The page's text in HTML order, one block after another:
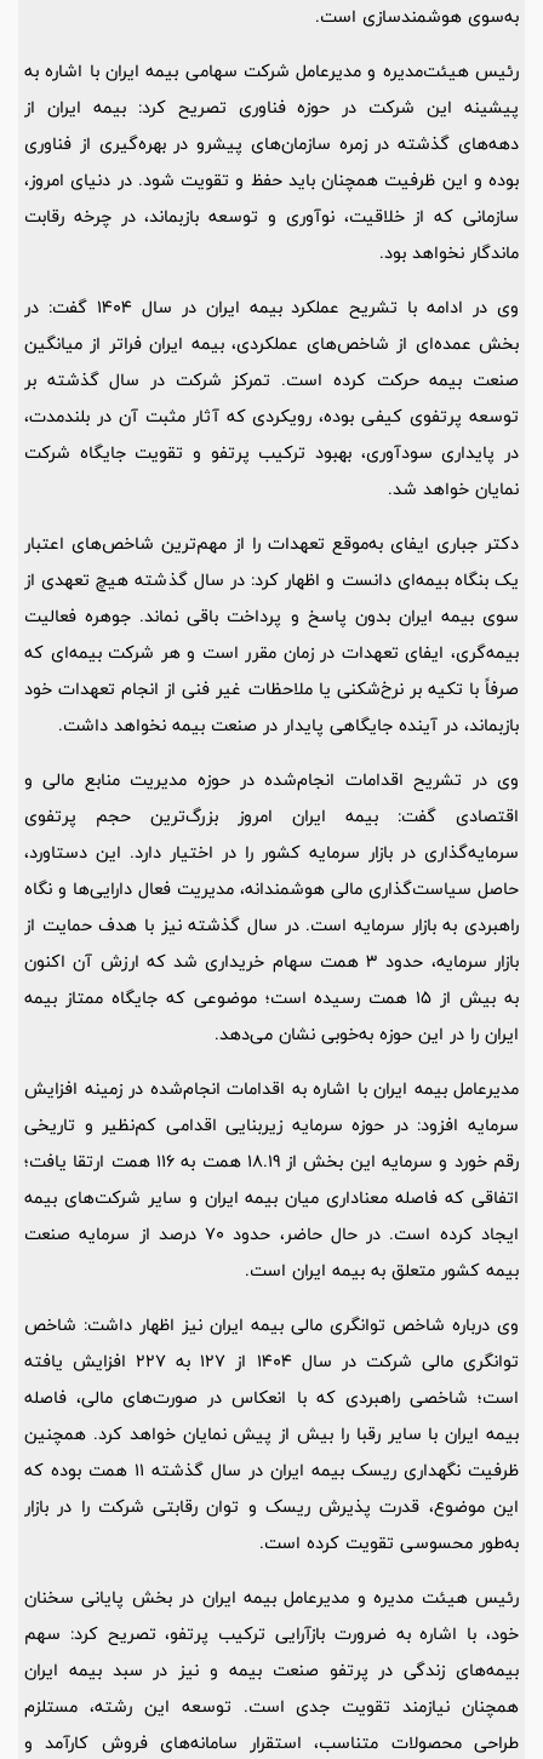
به‌سوی هوشمندسازی است.
رئیس هیئت‌مدیره و مدیرعامل شرکت سهامی بیمه ایران با اشاره به
پیشینه این شرکت در حوزه فناوری تصریح کرد: بیمه ایران از
دهه‌های گذشته در زمره سازمان‌های پیشرو در بهره‌گیری از فناوری
بوده و این ظرفیت همچنان باید حفظ و تقویت شود. در دنیای امروز،
سازمانی که از خلاقیت، نوآوری و توسعه بازبماند، در چرخه رقابت
ماندگار نخواهد بود.
وی در ادامه با تشریح عملکرد بیمه ایران در سال 1404 گفت: در
بخش عمده‌ای از شاخص‌های عملکردی، بیمه ایران فراتر از میانگین
صنعت بیمه حرکت کرده است. تمرکز شرکت در سال گذشته بر
توسعه پرتفوی کیفی بوده، رویکردی که آثار مثبت آن در بلندمدت،
در پایداری سودآوری، بهبود ترکیب پرتفو و تقویت جایگاه شرکت
نمایان خواهد شد.
دکتر جباری ایفای به‌موقع تعهدات را از مهم‌ترین شاخص‌های اعتبار
یک بنگاه بیمه‌ای دانست و اظهار کرد: در سال گذشته هیچ تعهدی از
سوی بیمه ایران بدون پاسخ و پرداخت باقی نماند. جوهره فعالیت
بیمه‌گری، ایفای تعهدات در زمان مقرر است و هر شرکت بیمه‌ای که
صرفاً با تکیه بر نرخ‌شکنی یا ملاحظات غیر فنی از انجام تعهدات خود
بازبماند، در آینده جایگاهی پایدار در صنعت بیمه نخواهد داشت.
وی در تشریح اقدامات انجام‌شده در حوزه مدیریت منابع مالی و
اقتصادی گفت: بیمه ایران امروز بزرگ‌ترین حجم پرتفوی
سرمایه‌گذاری در بازار سرمایه کشور را در اختیار دارد. این دستاورد،
حاصل سیاست‌گذاری مالی هوشمندانه، مدیریت فعال دارایی‌ها و نگاه
راهبردی به بازار سرمایه است. در سال گذشته نیز با هدف حمایت از
بازار سرمایه، حدود 3 همت سهام خریداری شد که ارزش آن اکنون
به بیش از 15 همت رسیده است؛ موضوعی که جایگاه ممتاز بیمه
ایران را در این حوزه به‌خوبی نشان می‌دهد.
مدیرعامل بیمه ایران با اشاره به اقدامات انجام‌شده در زمینه افزایش
سرمایه افزود: در حوزه سرمایه زیربنایی اقدامی کم‌نظیر و تاریخی
رقم خورد و سرمایه این بخش از 18.19 همت به 116 همت ارتقا یافت؛
اتفاقی که فاصله معناداری میان بیمه ایران و سایر شرکت‌های بیمه
ایجاد کرده است. در حال حاضر، حدود 70 درصد از سرمایه صنعت
بیمه کشور متعلق به بیمه ایران است.
وی درباره شاخص توانگری مالی بیمه ایران نیز اظهار داشت: شاخص
توانگری مالی شرکت در سال 1404 از 127 به 227 افزایش یافته
است؛ شاخصی راهبردی که با انعکاس در صورت‌های مالی، فاصله
بیمه ایران با سایر رقبا را بیش از پیش نمایان خواهد کرد. همچنین
ظرفیت نگهداری ریسک بیمه ایران در سال گذشته 11 همت بوده که
این موضوع، قدرت پذیرش ریسک و توان رقابتی شرکت را در بازار
به‌طور محسوسی تقویت کرده است.
رئیس هیئت مدیره و مدیرعامل بیمه ایران در بخش پایانی سخنان
خود، با اشاره به ضرورت بازآرایی ترکیب پرتفو، تصریح کرد: سهم
بیمه‌های زندگی در پرتفو صنعت بیمه و نیز در سبد بیمه ایران
همچنان نیازمند تقویت جدی است. توسعه این رشته، مستلزم
طراحی محصولات متناسب، استقرار سامانه‌های فروش کارآمد و